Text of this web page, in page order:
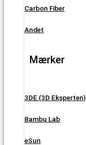
Carbon Fiber
Andet
Mærker
3DE (3D Eksperten)
Bambu Lab
eSun